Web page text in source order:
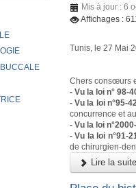
Mis à jour : 6
Affichages :
Tunis, le 27 Mai
Chers consœurs
- Vu la loi n° 98-
- Vu la loi n°95-
concurrence et
- Vu la loi
- Vu la loi n°91-
de chirurgien-
Lire la